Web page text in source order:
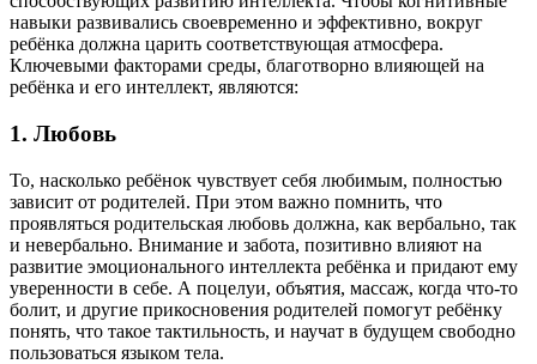
навыки развивались своевременно и эффективно, вокруг
ребёнка должна царить соответствующая атмосфера.
Ключевыми факторами среды, благотворно влияющей на
ребёнка и его интеллект, являются:
1. Любовь
То, насколько ребёнок чувствует себя любимым, полностью
зависит от родителей. При этом важно помнить, что
проявляться родительская любовь должна, как вербально, так
и невербально. Внимание и забота, позитивно влияют на
развитие эмоционального интеллекта ребёнка и придают ему
уверенности в себе. А поцелуи, объятия, массаж, когда что-то
болит, и другие прикосновения родителей помогут ребёнку
понять, что такое тактильность, и научат в будущем свободно
пользоваться языком тела.